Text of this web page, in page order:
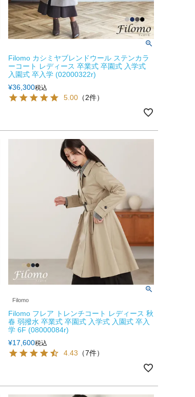
Filomo カシミヤブレンドウール ステンカラ
ーコート レディース 卒業式 卒園式 入学式
入園式 卒入学 (02000322r)
¥36,300税込
5.00 （2件）
Filomo
Filomo フレア トレンチコート レディース 秋
春 弱撥水 卒業式 卒園式 入学式 入園式 卒入
学 6F (08000084r)
¥17,600税込
4.43 （7件）